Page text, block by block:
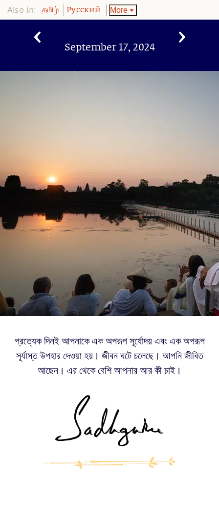
Also in: தமிழ் Pусский More
September 17, 2024
প্রত্যেক দিনই আপনাকে এক অপরূপ সূর্যোদয় এবং এক অপরূপ
সূর্যাস্ত উপহার দেওয়া হয়। জীবন ঘটে চলেছে। আপনি জীবিত
আছেন। এর থেকে বেশি আপনার আর কী চাই।